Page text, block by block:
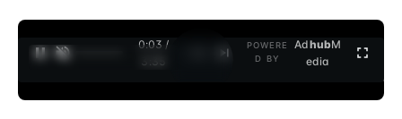
0:04 /
3:35
POWERE
D BY
AdhubM
edia